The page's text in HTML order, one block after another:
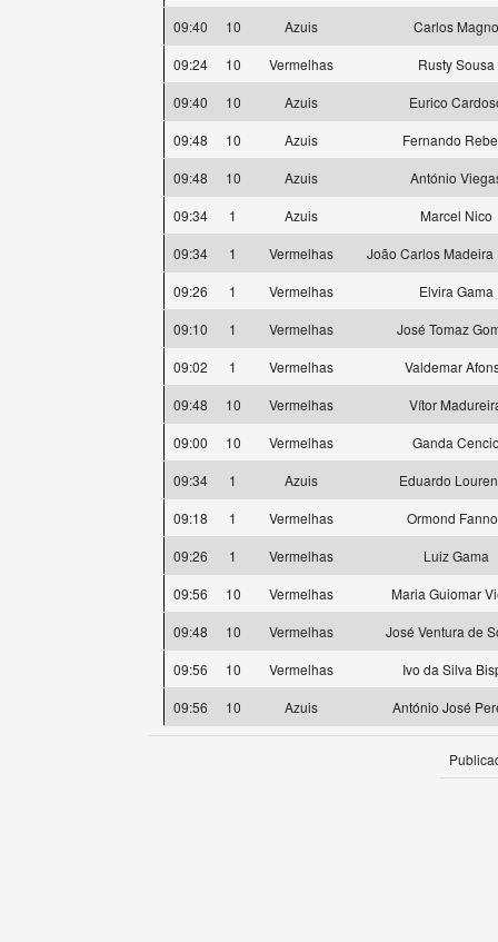
09:40
10 Azuis
Carlos Magno
09:24
10 Vermelhas
Rusty Sousa
09:40
10 Azuis
Eurico
09:48
10 Azuis
Fernando
09:48
10 Azuis
António
09:34
1 Azuis
Marcel Nico
09:34
1 Vermelhas
João Carlos Madeira
09:26
1 Vermelhas
Elvira Gama
09:10
1 Vermelhas
José Tomaz
09:02
1 Vermelhas
Valdemar
09:48
10 Vermelhas
Vítor
09:00
10 Vermelhas
Ganda
09:34
1 Azuis
Eduardo
09:18
1 Vermelhas
Ormond
09:26
1 Vermelhas
Luiz Gama
09:56
10 Vermelhas
Maria Guiomar
09:48
10 Vermelhas
José Ventura de
09:56
10 Vermelhas
Ivo da Silva
09:56
10 Azuis António José